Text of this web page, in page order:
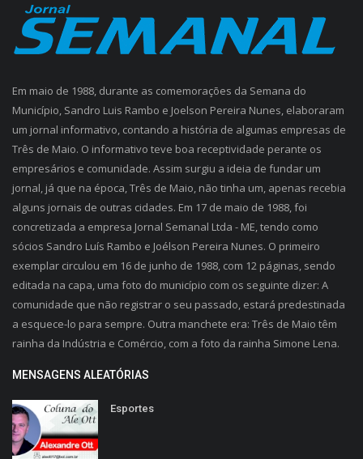
Em maio de 1988, durante as comemorações da Semana do
Município, Sandro Luis Rambo e Joelson Pereira Nunes, elaboraram
um jornal informativo, contando a história de algumas empresas de
Três de Maio. O informativo teve boa receptividade perante os
empresários e comunidade. Assim surgiu a ideia de fundar um
jornal, já que na época, Três de Maio, não tinha um, apenas recebia
alguns jornais de outras cidades. Em 17 de maio de 1988, foi
concretizada a empresa Jornal Semanal Ltda - ME, tendo como
sócios Sandro Luís Rambo e Joélson Pereira Nunes. O primeiro
exemplar circulou em 16 de junho de 1988, com 12 páginas, sendo
editada na capa, uma foto do município com os seguinte dizer: A
comunidade que não registrar o seu passado, estará predestinada
a esquece-lo para sempre. Outra manchete era: Três de Maio têm
rainha da Indústria e Comércio, com a foto da rainha Simone Lena.
MENSAGENS ALEATÓRIAS
Esportes